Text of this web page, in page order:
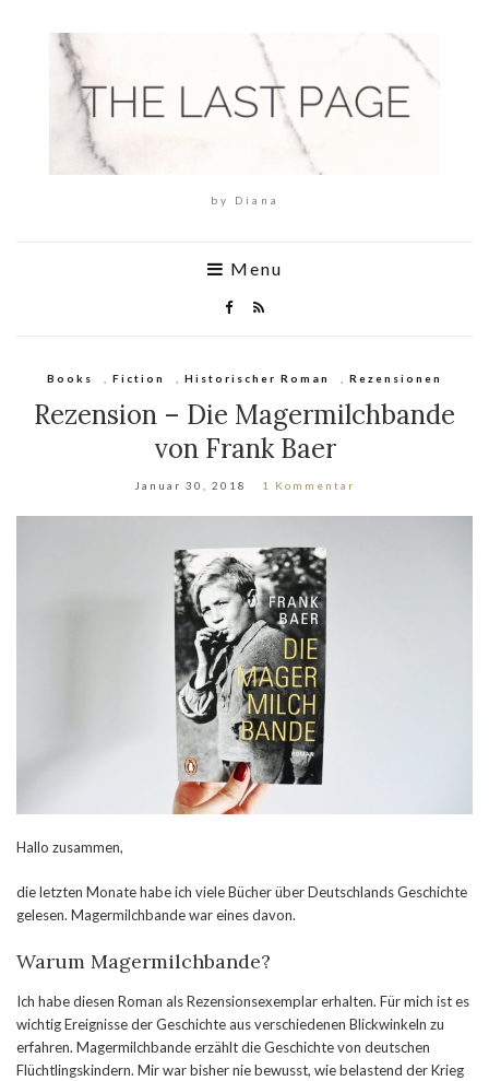
by Diana
Menu
Books Fiction Historischer Roman Rezensionen
Rezension – Die Magermilchbande
von Frank Baer
Januar 30, 2018 1 Kommentar
Hallo zusammen,
die letzten Monate habe ich viele Bücher über Deutschlands Geschichte
gelesen. Magermilchbande war eines davon.
Warum Magermilchbande?
Ich habe diesen Roman als Rezensionsexemplar erhalten. Für mich ist es
wichtig Ereignisse der Geschichte aus verschiedenen Blickwinkeln zu
erfahren. Magermilchbande erzählt die Geschichte von deutschen
Flüchtlingskindern. Mir war bisher nie bewusst, wie belastend der Krieg